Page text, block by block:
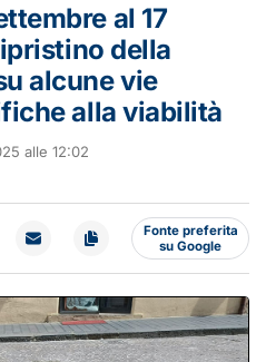
al 17
della
alcune vie
alla viabilità
alle 12:02
Fonte preferita
su Google